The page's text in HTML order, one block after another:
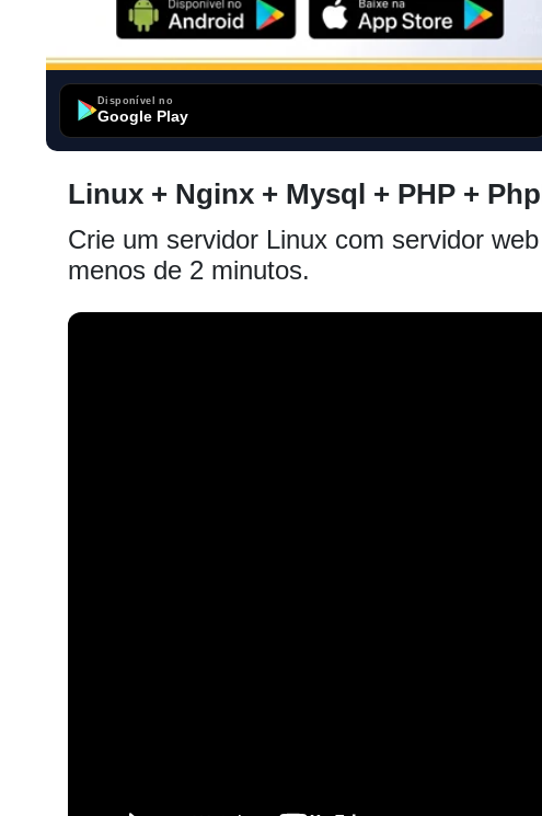
Disponível no
Google Play
Linux + Nginx + Mysql + PHP +
Crie um servidor Linux com servidor
menos de 2 minutos.